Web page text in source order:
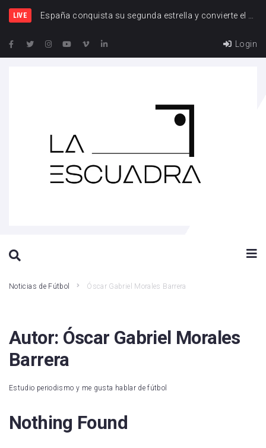
LIVE España y Francia, una rivalidad que vuelve a cruzarse
Login
Noticias de Fútbol Óscar Gabriel Morales Barrera
Autor: Óscar Gabriel Morales
Barrera
Estudio periodismo y me gusta hablar de fútbol
Nothing Found